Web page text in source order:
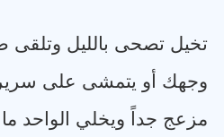
تخيل تصحى بالليل
وجهك أو يتمشى على
مزعج جداً ويخلي الواحد ما